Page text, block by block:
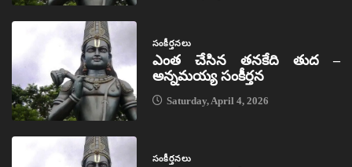
సంకీర్తనలు
ఎంత చేసిన తనకేది తుద –
అన్నమయ్య సంకీర్తన
Saturday, April 4, 2026
సంకీర్తనలు